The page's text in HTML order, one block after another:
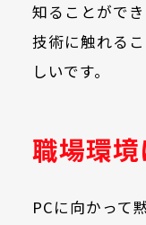
知ることがで
技術に触れる
しいです。
職場環
PCに向かって